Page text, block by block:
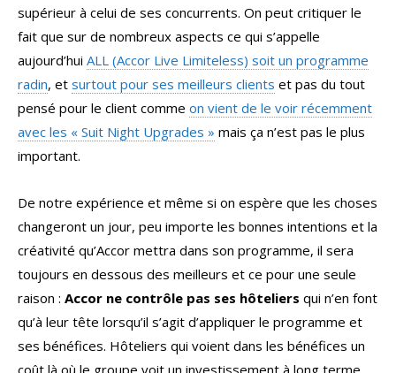
supérieur à celui de ses concurrents. On peut critiquer le
fait que sur de nombreux aspects ce qui s’appelle
aujourd’hui ALL (Accor Live Limiteless) soit un programme
radin, et surtout pour ses meilleurs clients et pas du tout
pensé pour le client comme on vient de le voir récemment
avec les « Suit Night Upgrades » mais ça n’est pas le plus
important.
De notre expérience et même si on espère que les choses
changeront un jour, peu importe les bonnes intentions et la
créativité qu’Accor mettra dans son programme, il sera
toujours en dessous des meilleurs et ce pour une seule
raison : Accor ne contrôle pas ses hôteliers qui n’en font
qu’à leur tête lorsqu’il s’agit d’appliquer le programme et
ses bénéfices. Hôteliers qui voient dans les bénéfices un